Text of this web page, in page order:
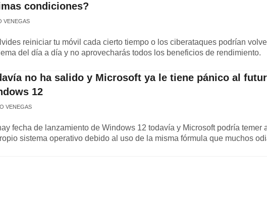
condiciones?
VENEGAS
reiniciar tu móvil cada cierto tiempo o los ciberataques podrían
del día a día y no aprovecharás todos los beneficios de rendimiento.
no ha salido y Microsoft ya le tiene pánico al
12
VENEGAS
fecha de lanzamiento de Windows 12 todavía y Microsoft podría temer
sistema operativo debido al uso de la misma fórmula que muchos